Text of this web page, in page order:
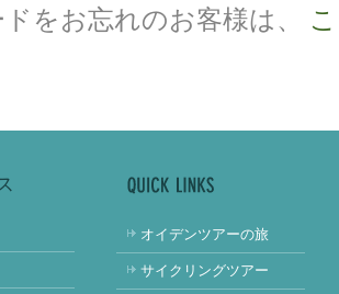
をお忘れのお客様は、
オイデンツアーの旅
サイクリングツアー